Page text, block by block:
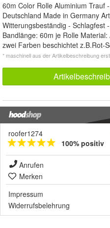
60m Color Rolle Aluminium Trauf
Deutschland Made in Germany
Witterungsbeständig - Schlagfest
Bandlänge: 60m je Rolle
zwei Farben beschichtet z.B.Rot-
* maschinell aus der Artikelbeschreibung
roofer1274
100% positiv
Anrufen
Merken
Impressum
Widerrufsbelehrung